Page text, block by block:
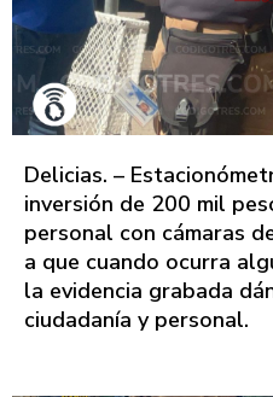
Delicias. –
inversión de 200 mil
personal con cámaras
a que cuando ocurra
la evidencia grabada
ciudadanía y personal.